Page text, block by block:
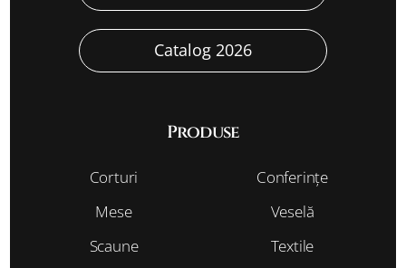
Catalog 2026
Produse
Corturi
Mese
Scaune
Conferințe
Veselă
Textile